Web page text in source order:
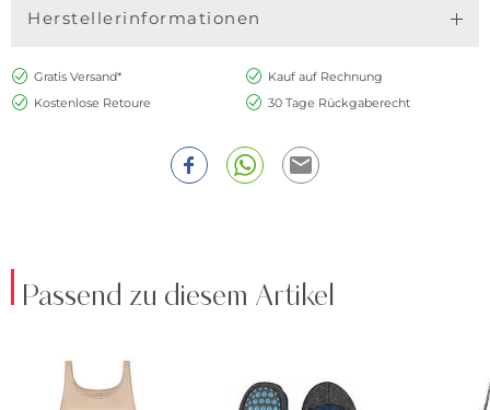
Herstellerinformationen
Gratis Versand*
Kauf auf Rechnung
Kostenlose Retoure
30 Tage Rückgaberecht
Passend zu diesem Artikel